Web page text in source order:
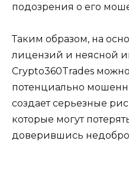
подозрения о его
Таким образом, на
лицензий и неясной
Crypto360Trades
потенциально
создает серьезные
которые могут
доверившись